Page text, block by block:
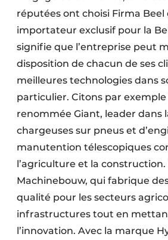
réputées ont choisi Firma Beel
importateur exclusif pour la
signifie que l’entreprise peut
disposition de chacun de ses
meilleures technologies dans
particulier. Citons par
renommée Giant, leader dans
chargeuses sur pneus et
manutention télescopiques
l’agriculture et la construction.
Machinebouw, qui fabrique
qualité pour les secteurs
infrastructures tout en
l’innovation. Avec la marque